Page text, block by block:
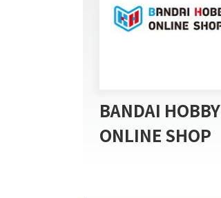
BANDAI HOBBY
ONLINE SHOP